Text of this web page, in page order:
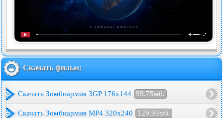
Скачать фильм:
Скачать Зомбиармия 3GP 176x144 59.75мб.
Скачать Зомбиармия MP4 320x240 129.93мб.